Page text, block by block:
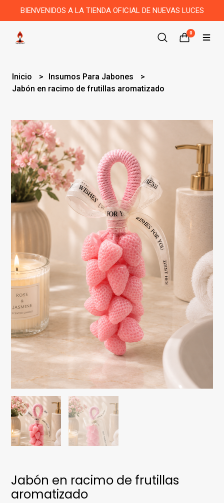
BIENVENIDOS A LA TIENDA OFICIAL DE NUEVAS LUCES
0
Inicio
Insumos Para Jabones
Jabón en racimo de frutillas aromatizado
Jabón en racimo de frutillas
aromatizado